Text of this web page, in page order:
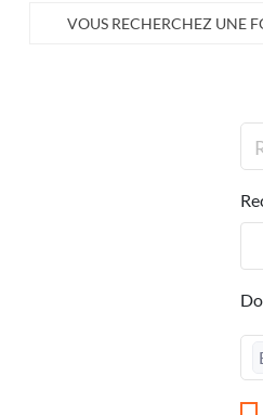
VOUS RECHERCHEZ UNE